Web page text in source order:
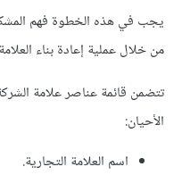
يجب في هذه الخطوة فهم
من خلال عملية إعادة بناء
تتضمن قائمة عناصر علامة
الأحيان:
اسم العلامة التجارية.